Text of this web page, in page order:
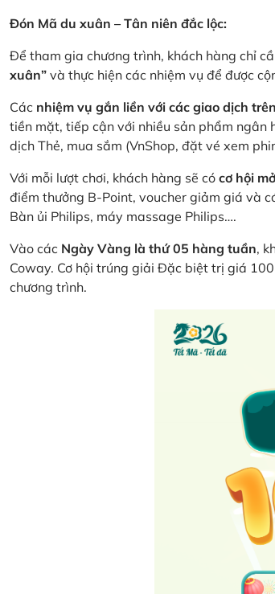
Đón Mã du xuân – Tân niên đắc lộc:
Để tham gia chương trình, khách hàng chỉ
xuân” và thực hiện các nhiệm vụ để được
Các nhiệm vụ gắn liền với các giao dịch
tiền mặt, tiếp cận với nhiều sản phẩm
dịch Thẻ, mua sắm (VnShop, đặt vé xem
Với mỗi lượt chơi, khách hàng sẽ có cơ hội
điểm thưởng B-Point, voucher giảm giá và
Bàn ủi Philips, máy massage Philips….
Vào các Ngày Vàng là thứ 05 hàng tuần,
Coway. Cơ hội trúng giải Đặc biệt trị giá
chương trình.